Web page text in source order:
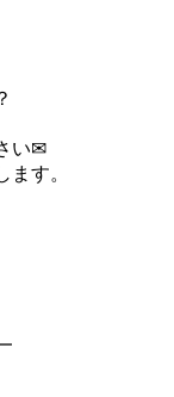
い✉
す。